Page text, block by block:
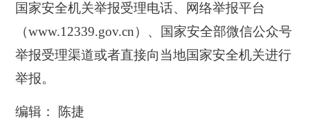
国家安全机关举报受理电话、网络举报平台
（www.12339.gov.cn）、国家安全部微信公众号
举报受理渠道或者直接向当地国家安全机关进行
举报。
编辑： 陈捷